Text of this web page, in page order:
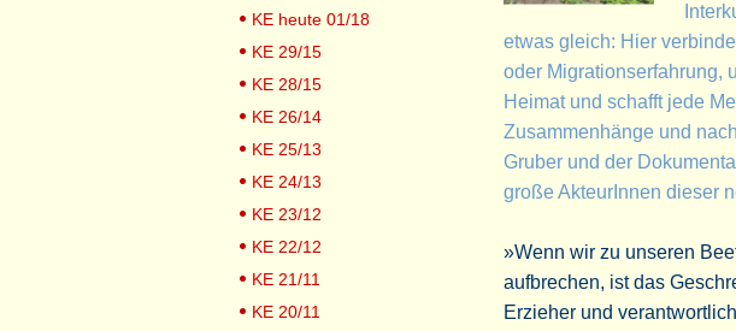
etwas gleich: Hier
oder Migrationserfahrung,
Heimat und schafft jede
Zusammenhänge und
Gruber und der
große AkteurInnen dieser
»Wenn wir zu unseren
aufbrechen, ist das
Erzieher und
KE heute 01/18
KE 29/15
KE 28/15
KE 26/14
KE 25/13
KE 24/13
KE 23/12
KE 22/12
KE 21/11
KE 20/11